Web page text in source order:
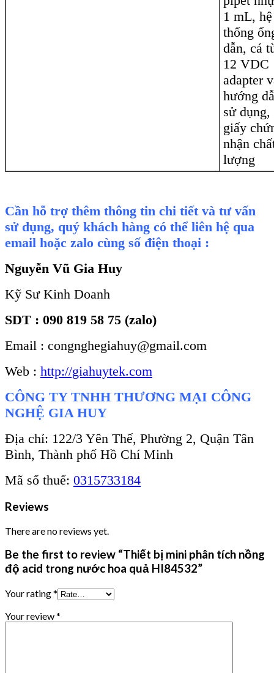
1 mL, hệ
thống
dẫn, cá
12 VDC
adapter
hướng
sử dụng,
giấy
nhận
lượng
Cần hỗ trợ thêm thông tin chi tiết và tư vấn
sử dụng, quý khách hàng có thể liên hệ qua
email hoặc zalo cùng số điện thoại :
Nguyễn Vũ Gia Huy
Kỹ Sư Kinh Doanh
SDT : 090 819 58 75 (zalo)
Email : congnghegiahuy@gmail.com
Web : http://giahuytek.com
CÔNG TY TNHH THƯƠNG MẠI CÔNG
NGHỆ GIA HUY
Địa chỉ: 122/3 Yên Thế, Phường 2, Quận Tân
Bình, Thành phố Hồ Chí Minh
Mã số thuế: 0315733184
Reviews
There are no reviews yet.
Be the first to review “Thiết bị mini phân tích nồng
độ acid trong nước hoa quả HI84532”
Your rating*
Your review*